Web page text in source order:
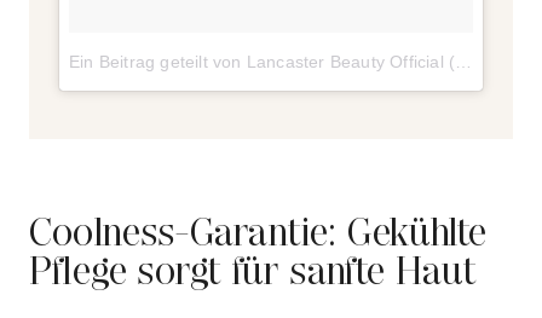
Coolness-Garantie: Gekühlte
Pflege sorgt für sanfte Haut